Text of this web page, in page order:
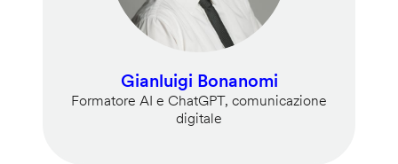
Gianluigi Bonanomi
Formatore AI e ChatGPT, comunicazione
digitale